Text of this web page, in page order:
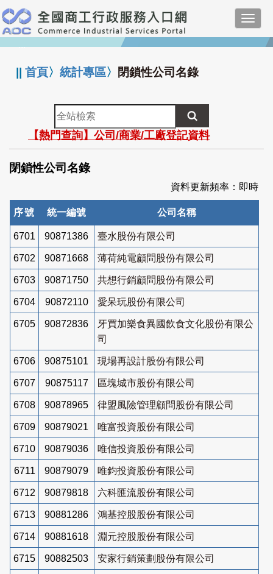
跳
到
主
要
:::
||首頁〉統計專區〉 閉鎖性公司名錄
全
站
檢
索
【熱門查詢】公司/商業/工廠登記資料
閉鎖性公司名錄
資料更新頻率：即時
序號 統一編號 公司名稱
6701 90871386 臺水股份有限公司
6702 90871668 薄荷純電顧問股份有限公司
6703 90871750 共想行銷顧問股份有限公司
6704 90872110 愛呆玩股份有限公司
6705 90872836
牙買加樂食異國飲食文化股份有限公
司
6706 90875101 現場再設計股份有限公司
6707 90875117 區塊城市股份有限公司
6708 90878965 律盟風險管理顧問股份有限公司
6709 90879021 唯富投資股份有限公司
6710 90879036 唯信投資股份有限公司
6711 90879079 唯鈞投資股份有限公司
6712 90879818 六科匯流股份有限公司
6713 90881286 鴻基控股股份有限公司
6714 90881618 淵元控股股份有限公司
6715 90882503 安家行銷策劃股份有限公司